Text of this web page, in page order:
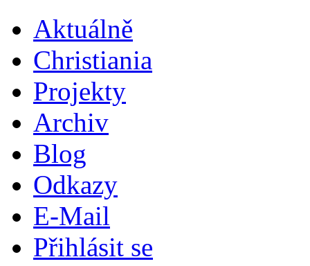
Aktuálně
Christiania
Projekty
Archiv
Blog
Odkazy
E-Mail
Přihlásit se